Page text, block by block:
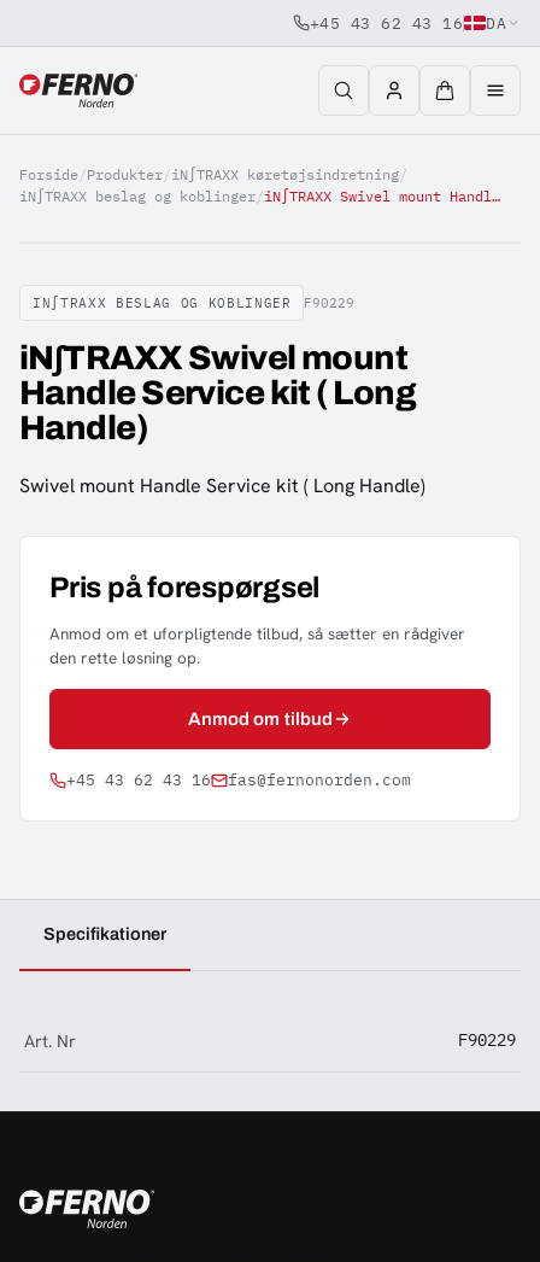
Jump to content
+45 43 62 43 16 DA
Forside/Produkter/iN∫TRAXX køretøjsindretning/
iN∫TRAXX beslag og koblinger/ iN∫TRAXX Swivel mount Handle Service kit ( Long Handle)
IN∫TRAXX BESLAG OG KOBLINGER F90229
iN∫TRAXX Swivel mount
Handle Service kit ( Long
Handle)
Swivel mount Handle Service kit ( Long Handle)
Pris på forespørgsel
Anmod om et uforpligtende tilbud, så sætter en rådgiver
den rette løsning op.
Anmod om tilbud
+45 43 62 43 16 fas@fernonorden.com
Specifikationer
Art. Nr F90229